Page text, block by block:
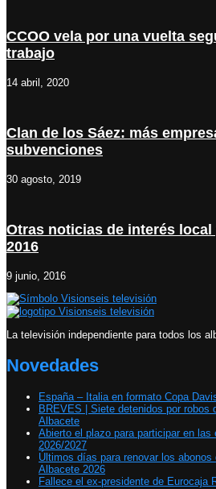
CCOO vela por una vuelta
trabajo
14 abril, 2020
Clan de los Sáez: más
subvenciones
30 agosto, 2019
Otras noticias de interés
2016
9 junio, 2016
La televisión independiente para todos los
Novedades
España – Italia en formato Copa
BREVES | Siete detenidos por robos
Albacete
Abierto el plazo para participar en las
2026/2027
Últimos días para renovar los abonos
Albacete 2026
Fallece el ex-presidente de Eurocaja